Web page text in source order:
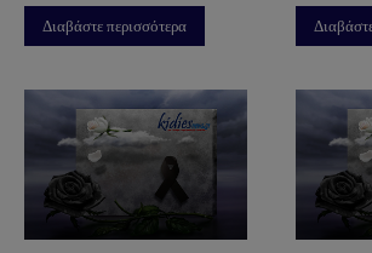
Διαβάστε περισσότερα